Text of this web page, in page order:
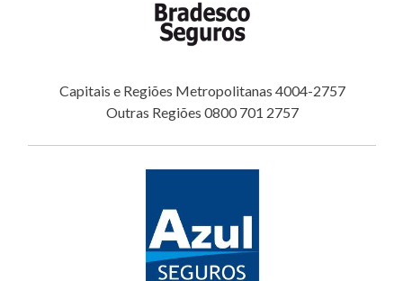
Capitais e Regiões Metropolitanas 4004-2757
Outras Regiões 0800 701 2757